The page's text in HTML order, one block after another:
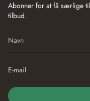
Abonner for at få særlige
tilbud.